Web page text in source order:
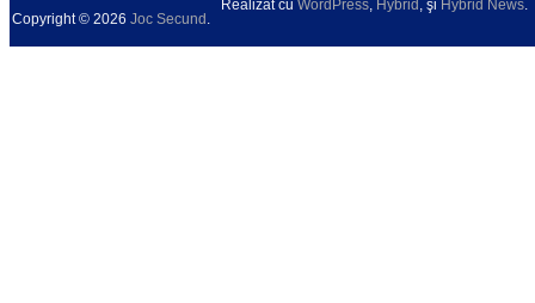
Copyright © 2026 Joc Secund .
Realizat cu WordPress, Hybrid , şi Hybrid News.